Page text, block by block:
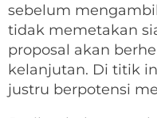
sebelum
tidak memetakan
proposal akan
kelanjutan. Di titik
justru berpotensi